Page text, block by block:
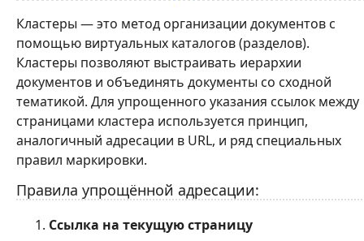
Кластеры — это метод организации документов с
помощью виртуальных каталогов (разделов).
Кластеры позволяют выстраивать иерархии
документов и объединять документы со сходной
тематикой. Для упрощенного указания ссылок между
страницами кластера используется принцип,
аналогичный адресации в URL, и ряд специальных
правил маркировки.
Правила упрощённой адресации:
Ссылка на текущую страницу